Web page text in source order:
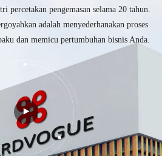
percetakan pengemasan selama 20 tahun.
adalah menyederhanakan proses
dan memicu pertumbuhan bisnis Anda.